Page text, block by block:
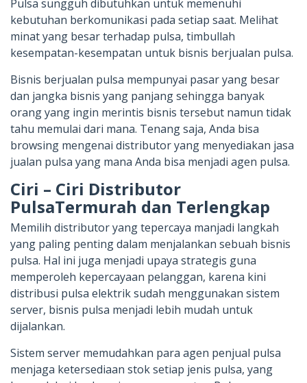
Pulsa sungguh dibutuhkan untuk memenuhi
kebutuhan berkomunikasi pada setiap saat. Melihat
minat yang besar terhadap pulsa, timbullah
kesempatan-kesempatan untuk bisnis berjualan pulsa.
Bisnis berjualan pulsa mempunyai pasar yang besar
dan jangka bisnis yang panjang sehingga banyak
orang yang ingin merintis bisnis tersebut namun tidak
tahu memulai dari mana. Tenang saja, Anda bisa
browsing mengenai distributor yang menyediakan jasa
jualan pulsa yang mana Anda bisa menjadi agen pulsa.
Ciri – Ciri Distributor
PulsaTermurah dan Terlengkap
Memilih distributor yang tepercaya manjadi langkah
yang paling penting dalam menjalankan sebuah bisnis
pulsa. Hal ini juga menjadi upaya strategis guna
memperoleh kepercayaan pelanggan, karena kini
distribusi pulsa elektrik sudah menggunakan sistem
server, bisnis pulsa menjadi lebih mudah untuk
dijalankan.
Sistem server memudahkan para agen penjual pulsa
menjaga ketersediaan stok setiap jenis pulsa, yang